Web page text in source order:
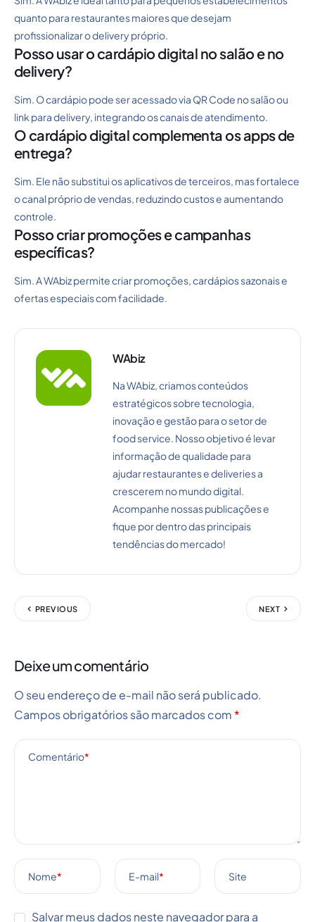
quanto para restaurantes maiores que desejam
profissionalizar o delivery próprio.
Posso usar o cardápio digital no salão e no
delivery?
Sim. O cardápio pode ser acessado via QR Code no salão ou
link para delivery, integrando os canais de atendimento.
O cardápio digital complementa os apps de
entrega?
Sim. Ele não substitui os aplicativos de terceiros, mas fortalece
o canal próprio de vendas, reduzindo custos e aumentando
controle.
Posso criar promoções e campanhas
específicas?
Sim. A WAbiz permite criar promoções, cardápios sazonais e
ofertas especiais com facilidade.
WAbiz
Na WAbiz, criamos conteúdos
estratégicos sobre tecnologia,
inovação e gestão para o setor de
food service. Nosso objetivo é levar
informação de qualidade para
ajudar restaurantes e deliveries a
crescerem no mundo digital.
Acompanhe nossas publicações e
fique por dentro das principais
tendências do mercado!
PREVIOUS NEXT
Deixe um comentário
O seu endereço de e-mail não será publicado.
Campos obrigatórios são marcados com *
Comentário*
Nome* E-mail* Site
Salvar meus dados neste navegador para a